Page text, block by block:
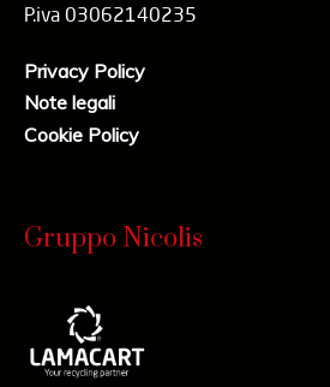
P.iva 03062140235
Privacy Policy
Note legali
Cookie Policy
Gruppo Nicolis